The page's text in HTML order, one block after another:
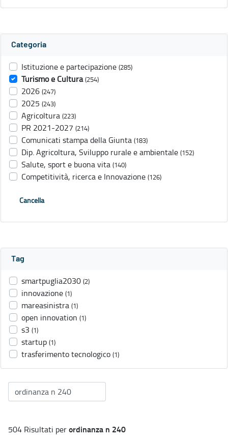
Categoria
Istituzione e partecipazione (285)
Turismo e Cultura (254)
2026 (247)
2025 (243)
Agricoltura (223)
PR 2021-2027 (214)
Comunicati stampa della Giunta (183)
Dip. Agricoltura, Sviluppo rurale e ambientale (152)
Salute, sport e buona vita (140)
Competitività, ricerca e Innovazione (126)
Cancella
Tag
smartpuglia2030 (2)
innovazione (1)
mareasinistra (1)
open innovation (1)
s3 (1)
startup (1)
trasferimento tecnologico (1)
504 Risultati perordinanza n 240